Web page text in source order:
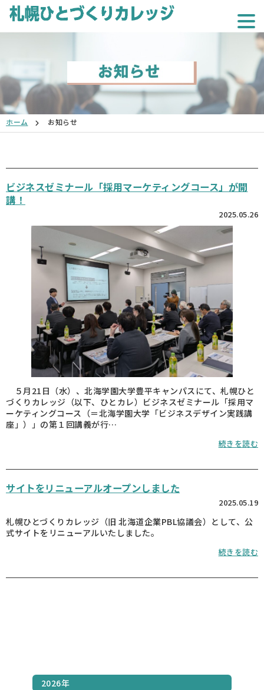
ホーム お知らせ
ビジネスゼミナール「採用マーケティングコース」が開
講！
2025.05.26
５月21日（水）、北海学園大学豊平キャンパスにて、札幌ひと
づくりカレッジ（以下、ひとカレ）ビジネスゼミナール「採用マ
ーケティングコース（＝北海学園大学「ビジネスデザイン実践講
座」）」の第１回講義が行…
続きを読む
サイトをリニューアルオープンしました
2025.05.19
札幌ひとづくりカレッジ（旧 北海道企業PBL協議会）として、公
式サイトをリニューアルいたしました。
続きを読む
2026年